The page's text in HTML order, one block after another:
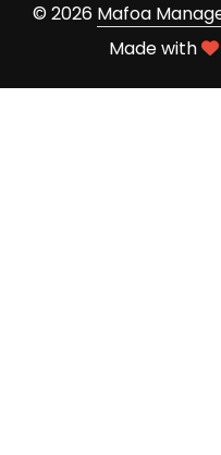
© 2026 Mafoa
Made with